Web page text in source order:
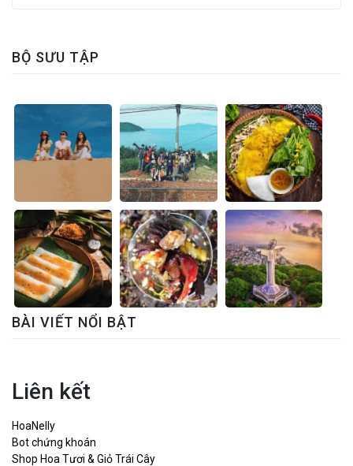
BỘ SƯU TẬP
BÀI VIẾT NỔI BẬT
Liên kết
HoaNelly
Bot chứng khoán
Shop Hoa Tươi & Giỏ Trái Cây